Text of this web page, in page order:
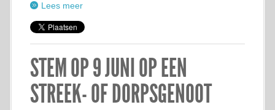
Lees meer
STEM OP 9 JUNI OP EEN
STREEK- OF DORPSGENOOT